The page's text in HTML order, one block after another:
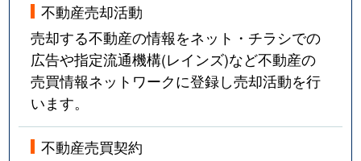
不動産売却活動
売却する不動産の情報をネット・チラシでの
広告や指定流通機構(レインズ)など不動産の
売買情報ネットワークに登録し売却活動を行
います。
不動産売買契約